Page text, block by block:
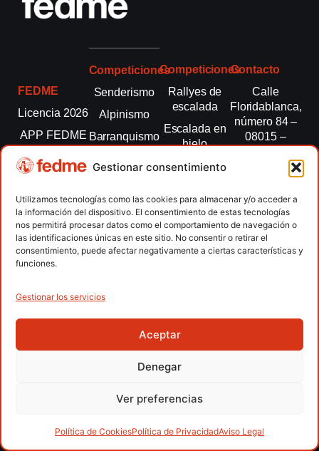
Gestionar consentimiento
Utilizamos tecnologías como las cookies para almacenar y/o acceder a
la información del dispositivo. El consentimiento de estas tecnologías
nos permitirá procesar datos como el comportamiento de navegación o
las identificaciones únicas en este sitio. No consentir o retirar el
consentimiento, puede afectar negativamente a ciertas características y
funciones.
Gestionar los servicios
Aceptar
Denegar
Ver preferencias
Política de CookiesPolítica de PrivacidadAviso Legal
FEDME
Licencia 2026
APP FEDME
Transparencia
autonómicas
Clubes
Contacto
Competiciones
Senderismo
Alpinismo
Barranquismo
montaña
Escalada
Escalada
paralimpica
Competiciones
Rallyes de
escalada
Escalada en
hielo
Esquí de
Marcha
Nórdica
Raquetas de
nieve
Contacto
Calle
Floridablanca,
número 84 –
08015 –
fedme@fedme.es
934 264 267
Copyright © 2026 Federación Española de Deportes de
Montaña y Escalada | Desarrollado porTOOOLS
Política de Privacidad APPAccesibilidad